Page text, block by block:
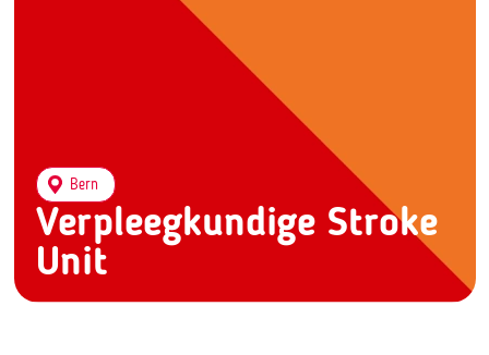
Verpleegkundige Stroke
Unit
Bern